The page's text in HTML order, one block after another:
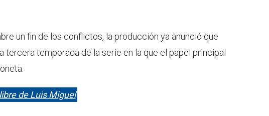
un fin de los conflictos, la producción ya anunció que
tercera temporada de la serie en la que el papel principal
de Luis Miguel